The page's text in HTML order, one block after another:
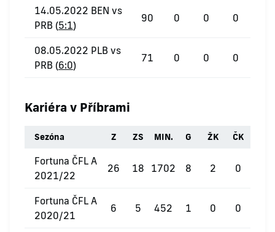
14.05.2022 BEN vs
PRB (5:1)
90 0 0 0
08.05.2022 PLB vs
PRB (6:0)
71 0 0 0
Kariéra v Příbrami
Sezóna Z ZS MIN. G ŽK ČK
Fortuna ČFL A
2021/22
26 18 1702 8 2 0
Fortuna ČFL A
2020/21
6 5 452 1 0 0